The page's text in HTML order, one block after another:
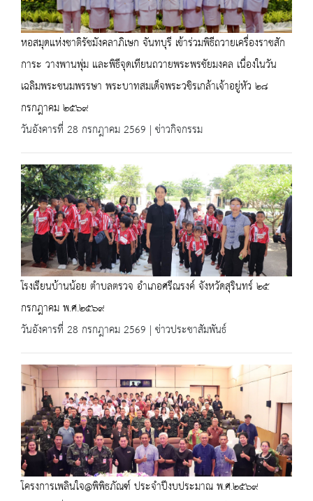
หอสมุดแห่งชาติรัชมังคลาภิเษก จันทบุรี เข้าร่วมพิธีถวายเครื่องราชสัก
การะ วางพานพุ่ม และพิธีจุดเทียนถวายพระพรชัยมงคล เนื่องในวัน
เฉลิมพระชนมพรรษา พระบาทสมเด็จพระวชิรเกล้าเจ้าอยู่หัว ๒๘
กรกฎาคม ๒๕๖๙
วันอังคารที่ 28 กรกฎาคม 2569 | ข่าวกิจกรรม
โรงเรียนบ้านน้อย ตำบลตรวจ อำเภอศรีณรงค์ จังหวัดสุรินทร์ ๒๕
กรกฎาคม พ.ศ.๒๕๖๙
วันอังคารที่ 28 กรกฎาคม 2569 | ข่าวประชาสัมพันธ์
โครงการเพลินใจ@พิพิธภัณฑ์ ประจำปีงบประมาณ พ.ศ.๒๕๖๙